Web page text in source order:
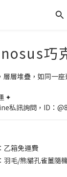
巧
層層堆疊，如同一座
✦
私訊詢問，ID：
乙箱免運費
羽毛/熊貓孔雀薑隨